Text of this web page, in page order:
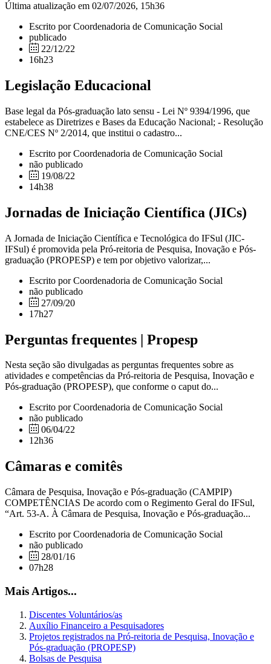
Última atualização em 02/07/2026, 15h36
Escrito por Coordenadoria de Comunicação Social
publicado
22/12/22
16h23
Legislação Educacional
Base legal da Pós-graduação lato sensu - Lei Nº 9394/1996, que
estabelece as Diretrizes e Bases da Educação Nacional; - Resolução
CNE/CES Nº 2/2014, que institui o cadastro...
Escrito por Coordenadoria de Comunicação Social
não publicado
19/08/22
14h38
Jornadas de Iniciação Científica (JICs)
A Jornada de Iniciação Científica e Tecnológica do IFSul (JIC-
IFSul) é promovida pela Pró-reitoria de Pesquisa, Inovação e Pós-
graduação (PROPESP) e tem por objetivo valorizar,...
Escrito por Coordenadoria de Comunicação Social
não publicado
27/09/20
17h27
Perguntas frequentes | Propesp
Nesta seção são divulgadas as perguntas frequentes sobre as
atividades e competências da Pró-reitoria de Pesquisa, Inovação e
Pós-graduação (PROPESP), que conforme o caput do...
Escrito por Coordenadoria de Comunicação Social
não publicado
06/04/22
12h36
Câmaras e comitês
Câmara de Pesquisa, Inovação e Pós-graduação (CAMPIP)
COMPETÊNCIAS De acordo com o Regimento Geral do IFSul,
“Art. 53-A. À Câmara de Pesquisa, Inovação e Pós-graduação...
Escrito por Coordenadoria de Comunicação Social
não publicado
28/01/16
07h28
Mais Artigos...
Discentes Voluntários/as
Auxílio Financeiro a Pesquisadores
Projetos registrados na Pró-reitoria de Pesquisa, Inovação e
Pós-graduação (PROPESP)
Bolsas de Pesquisa